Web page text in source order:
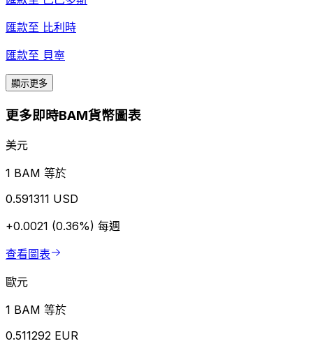
匯款至 比利時
匯款至 貝寧
顯示更多
更多即時BAM貨幣圖表
美元
1 BAM 等於
0.591311 USD
+0.0021 (0.36%) 每週
查看圖表
歐元
1 BAM 等於
0.511292 EUR